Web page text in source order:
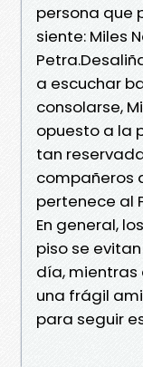
persona que
siente: Miles
a escuchar
consolarse,
opuesto a la
tan
compañeros
pertenece al
En general,
piso se
día, mientras
una frágil
para seguir